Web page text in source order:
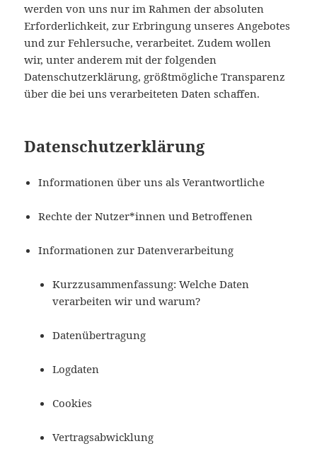
werden von uns nur im Rahmen der absoluten
Erforderlichkeit, zur Erbringung unseres Angebotes
und zur Fehlersuche, verarbeitet. Zudem wollen
wir, unter anderem mit der folgenden
Datenschutzerklärung, größtmögliche Transparenz
über die bei uns verarbeiteten Daten schaffen.
Datenschutzerklärung
Informationen über uns als Verantwortliche
Rechte der Nutzer*innen und Betroffenen
Informationen zur Datenverarbeitung
Kurzzusammenfassung: Welche Daten
verarbeiten wir und warum?
Datenübertragung
Logdaten
Cookies
Vertragsabwicklung